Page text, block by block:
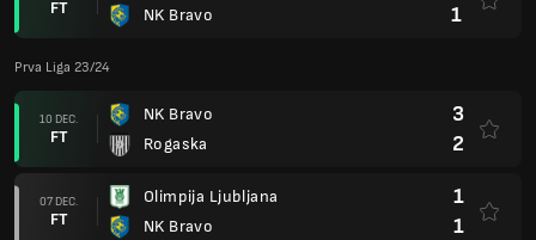
FT NK Bravo 1
Prva Liga 23/24
10 DEC.
FT
NK Bravo
Rogaska
3
2
07 DEC.
FT
Olimpija Ljubljana
NK Bravo
1
1